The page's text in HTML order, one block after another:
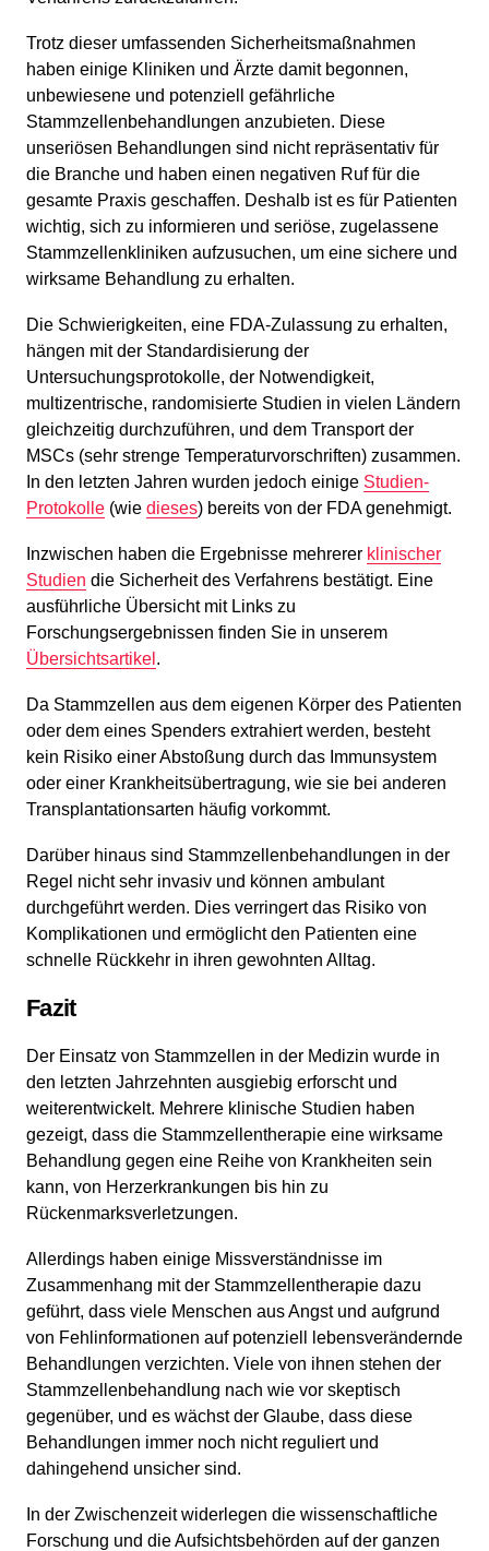
Trotz dieser umfassenden Sicherheitsmaßnahmen
haben einige Kliniken und Ärzte damit begonnen,
unbewiesene und potenziell gefährliche
Stammzellenbehandlungen anzubieten. Diese
unseriösen Behandlungen sind nicht repräsentativ für
die Branche und haben einen negativen Ruf für die
gesamte Praxis geschaffen. Deshalb ist es für Patienten
wichtig, sich zu informieren und seriöse, zugelassene
Stammzellenkliniken aufzusuchen, um eine sichere und
wirksame Behandlung zu erhalten.
Die Schwierigkeiten, eine FDA-Zulassung zu erhalten,
hängen mit der Standardisierung der
Untersuchungsprotokolle, der Notwendigkeit,
multizentrische, randomisierte Studien in vielen Ländern
gleichzeitig durchzuführen, und dem Transport der
MSCs (sehr strenge Temperaturvorschriften) zusammen.
In den letzten Jahren wurden jedoch einige Studien-
Protokolle (wie dieses) bereits von der FDA genehmigt.
Inzwischen haben die Ergebnisse mehrerer klinischer
Studien die Sicherheit des Verfahrens bestätigt. Eine
ausführliche Übersicht mit Links zu
Forschungsergebnissen finden Sie in unserem
Übersichtsartikel .
Da Stammzellen aus dem eigenen Körper des Patienten
oder dem eines Spenders extrahiert werden, besteht
kein Risiko einer Abstoßung durch das Immunsystem
oder einer Krankheitsübertragung, wie sie bei anderen
Transplantationsarten häufig vorkommt.
Darüber hinaus sind Stammzellenbehandlungen in der
Regel nicht sehr invasiv und können ambulant
durchgeführt werden. Dies verringert das Risiko von
Komplikationen und ermöglicht den Patienten eine
schnelle Rückkehr in ihren gewohnten Alltag.
Fazit
Der Einsatz von Stammzellen in der Medizin wurde in
den letzten Jahrzehnten ausgiebig erforscht und
weiterentwickelt. Mehrere klinische Studien haben
gezeigt, dass die Stammzellentherapie eine wirksame
Behandlung gegen eine Reihe von Krankheiten sein
kann, von Herzerkrankungen bis hin zu
Rückenmarksverletzungen.
Allerdings haben einige Missverständnisse im
Zusammenhang mit der Stammzellentherapie dazu
geführt, dass viele Menschen aus Angst und aufgrund
von Fehlinformationen auf potenziell lebensverändernde
Behandlungen verzichten. Viele von ihnen stehen der
Stammzellenbehandlung nach wie vor skeptisch
gegenüber, und es wächst der Glaube, dass diese
Behandlungen immer noch nicht reguliert und
dahingehend unsicher sind.
In der Zwischenzeit widerlegen die wissenschaftliche
Forschung und die Aufsichtsbehörden auf der ganzen